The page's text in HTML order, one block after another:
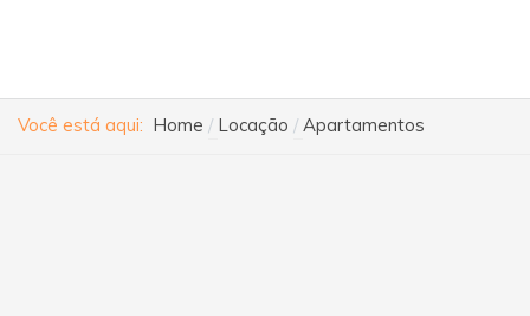
Você está aqui: Home Locação Apartamentos